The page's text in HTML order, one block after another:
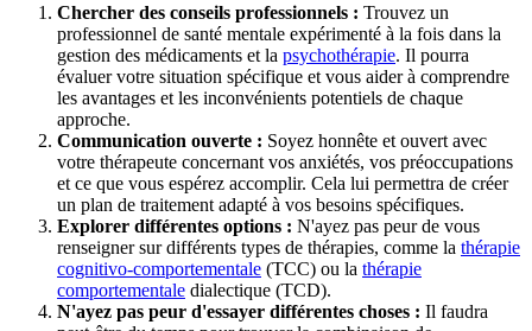
Chercher des conseils professionnels : Trouvez un
professionnel de santé mentale expérimenté à la fois dans la
gestion des médicaments et la psychothérapie. Il pourra
évaluer votre situation spécifique et vous aider à comprendre
les avantages et les inconvénients potentiels de chaque
approche.
Communication ouverte : Soyez honnête et ouvert avec
votre thérapeute concernant vos anxiétés, vos préoccupations
et ce que vous espérez accomplir. Cela lui permettra de créer
un plan de traitement adapté à vos besoins spécifiques.
Explorer différentes options : N'ayez pas peur de vous
renseigner sur différents types de thérapies, comme la thérapie
cognitivo-comportementale (TCC) ou la thérapie
comportementale dialectique (TCD).
N'ayez pas peur d'essayer différentes choses : Il faudra